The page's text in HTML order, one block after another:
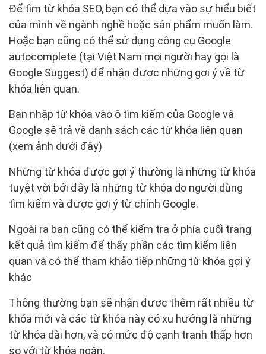
Để tìm từ khóa SEO, bạn có thể dựa vào sự hiểu biết
của mình về ngành nghề hoặc sản phẩm muốn làm.
Hoặc bạn cũng có thể sử dụng công cụ Google
autocomplete (tại Việt Nam mọi người hay gọi là
Google Suggest) để nhận được những gợi ý về từ
khóa liên quan.
Bạn nhập từ khóa vào ô tìm kiếm của Google và
Google sẽ trả về danh sách các từ khóa liên quan
(xem ảnh dưới đây)
Những từ khóa được gợi ý thường là những từ khóa
tuyệt vời bởi đây là những từ khóa do người dùng
tìm kiếm và được gợi ý từ chính Google.
Ngoài ra bạn cũng có thể kiểm tra ở phía cuối trang
kết quả tìm kiếm để thấy phần các tìm kiếm liên
quan và có thể tham khảo tiếp những từ khóa gợi ý
khác
Thông thường bạn sẽ nhận được thêm rất nhiều từ
khóa mới và các từ khóa này có xu hướng là những
từ khóa dài hơn, và có mức độ cạnh tranh thấp hơn
so với từ khóa ngắn.